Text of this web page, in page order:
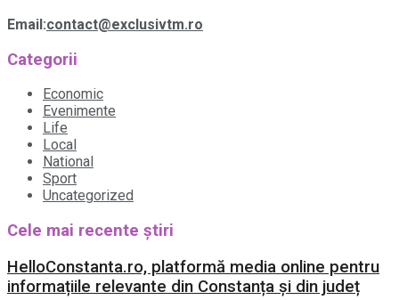
Email:contact@exclusivtm.ro
Categorii
Economic
Evenimente
Life
Local
National
Sport
Uncategorized
Cele mai recente știri
HelloConstanta.ro, platformă media online pentru
informațiile relevante din Constanța și din județ